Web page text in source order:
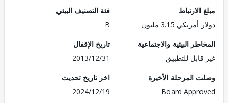
3.15 مليون
فئة التصنيف البيئي
البيئية والاجتماعية
للتطبيق
تاريخ الإقفال
2013/12/31
المرحلة الأخيرة
Board
اخر تاريخ تحديث
2024/12/19